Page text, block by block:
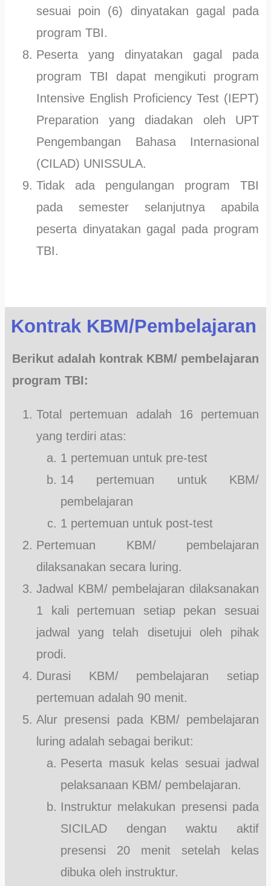
sesuai poin (6) dinyatakan gagal pada
program TBI.
Peserta yang dinyatakan gagal pada
program TBI dapat mengikuti program
Intensive English Proficiency Test (IEPT)
Preparation yang diadakan oleh UPT
Pengembangan Bahasa Internasional
(CILAD) UNISSULA.
Tidak ada pengulangan program TBI
pada semester selanjutnya apabila
peserta dinyatakan gagal pada program
TBI.
Kontrak KBM/Pembelajaran
Berikut adalah kontrak KBM/ pembelajaran
program TBI:
Total pertemuan adalah 16 pertemuan
yang terdiri atas:
1 pertemuan untuk pre-test
14 pertemuan untuk KBM/
pembelajaran
1 pertemuan untuk post-test
Pertemuan KBM/ pembelajaran
dilaksanakan secara luring.
Jadwal KBM/ pembelajaran dilaksanakan
1 kali pertemuan setiap pekan sesuai
jadwal yang telah disetujui oleh pihak
prodi.
Durasi KBM/ pembelajaran setiap
pertemuan adalah 90 menit.
Alur presensi pada KBM/ pembelajaran
luring adalah sebagai berikut:
Peserta masuk kelas sesuai jadwal
pelaksanaan KBM/ pembelajaran.
Instruktur melakukan presensi pada
SICILAD dengan waktu aktif
presensi 20 menit setelah kelas
dibuka oleh instruktur.